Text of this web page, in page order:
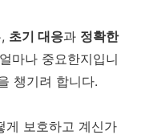
초기 대응과 정확한
마나 중요한지입니
챙기려 합니다.
게 보호하고 계신가